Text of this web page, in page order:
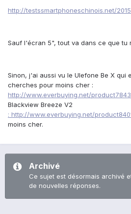
http://testssmartphoneschinois.net/
Sauf l'écran 5", tout va dans ce que tu
Sinon, j'ai aussi vu le Ulefone Be X qui
cherches pour moins cher :
http://www.everbuying.net/
Blackview Breeze V2
: http://www.everbuying.net/
moins cher.
Archivé
Ce sujet est désormais archivé
de nouvelles réponses.